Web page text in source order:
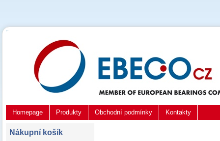
Homepage Produkty Obchodní podmínky Kontakty
Nákupní košík